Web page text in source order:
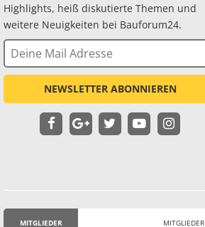
Highlights, heiß diskutierte Themen und
weitere Neuigkeiten bei Bauforum24.
NEWSLETTER ABONNIEREN
MITGLIEDER MITGLIEDER